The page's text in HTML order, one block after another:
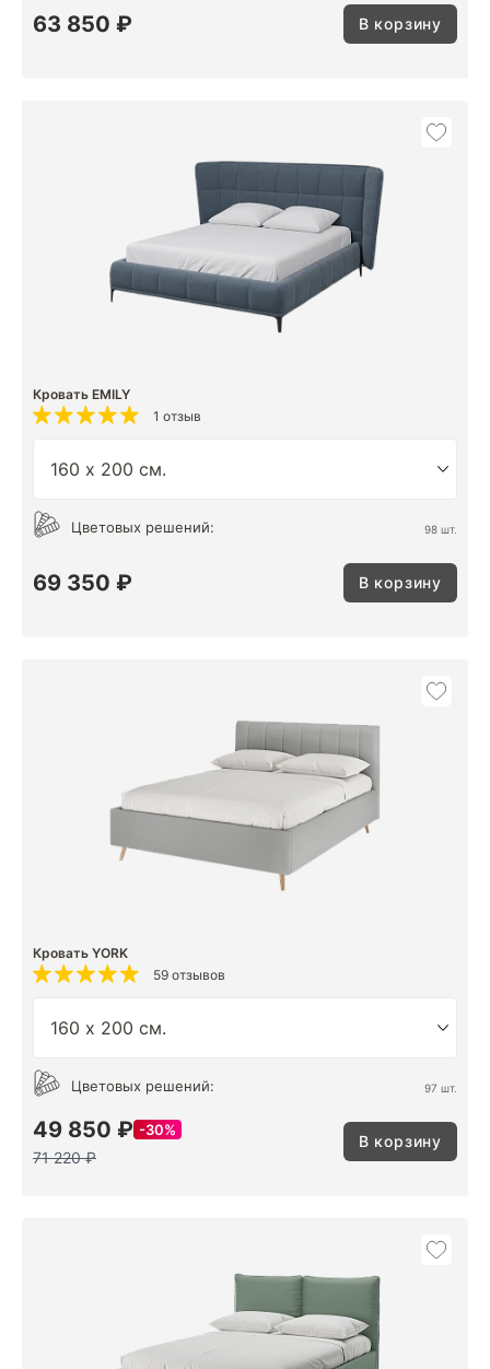
63 850 ₽ В корзину
Кровать EMILY
1 отзыв
Цветовых решений: 98 шт.
69 350 ₽ В корзину
Кровать YORK
59 отзывов
Цветовых решений: 97 шт.
49 850 ₽ 30%
71 220 ₽
В корзину